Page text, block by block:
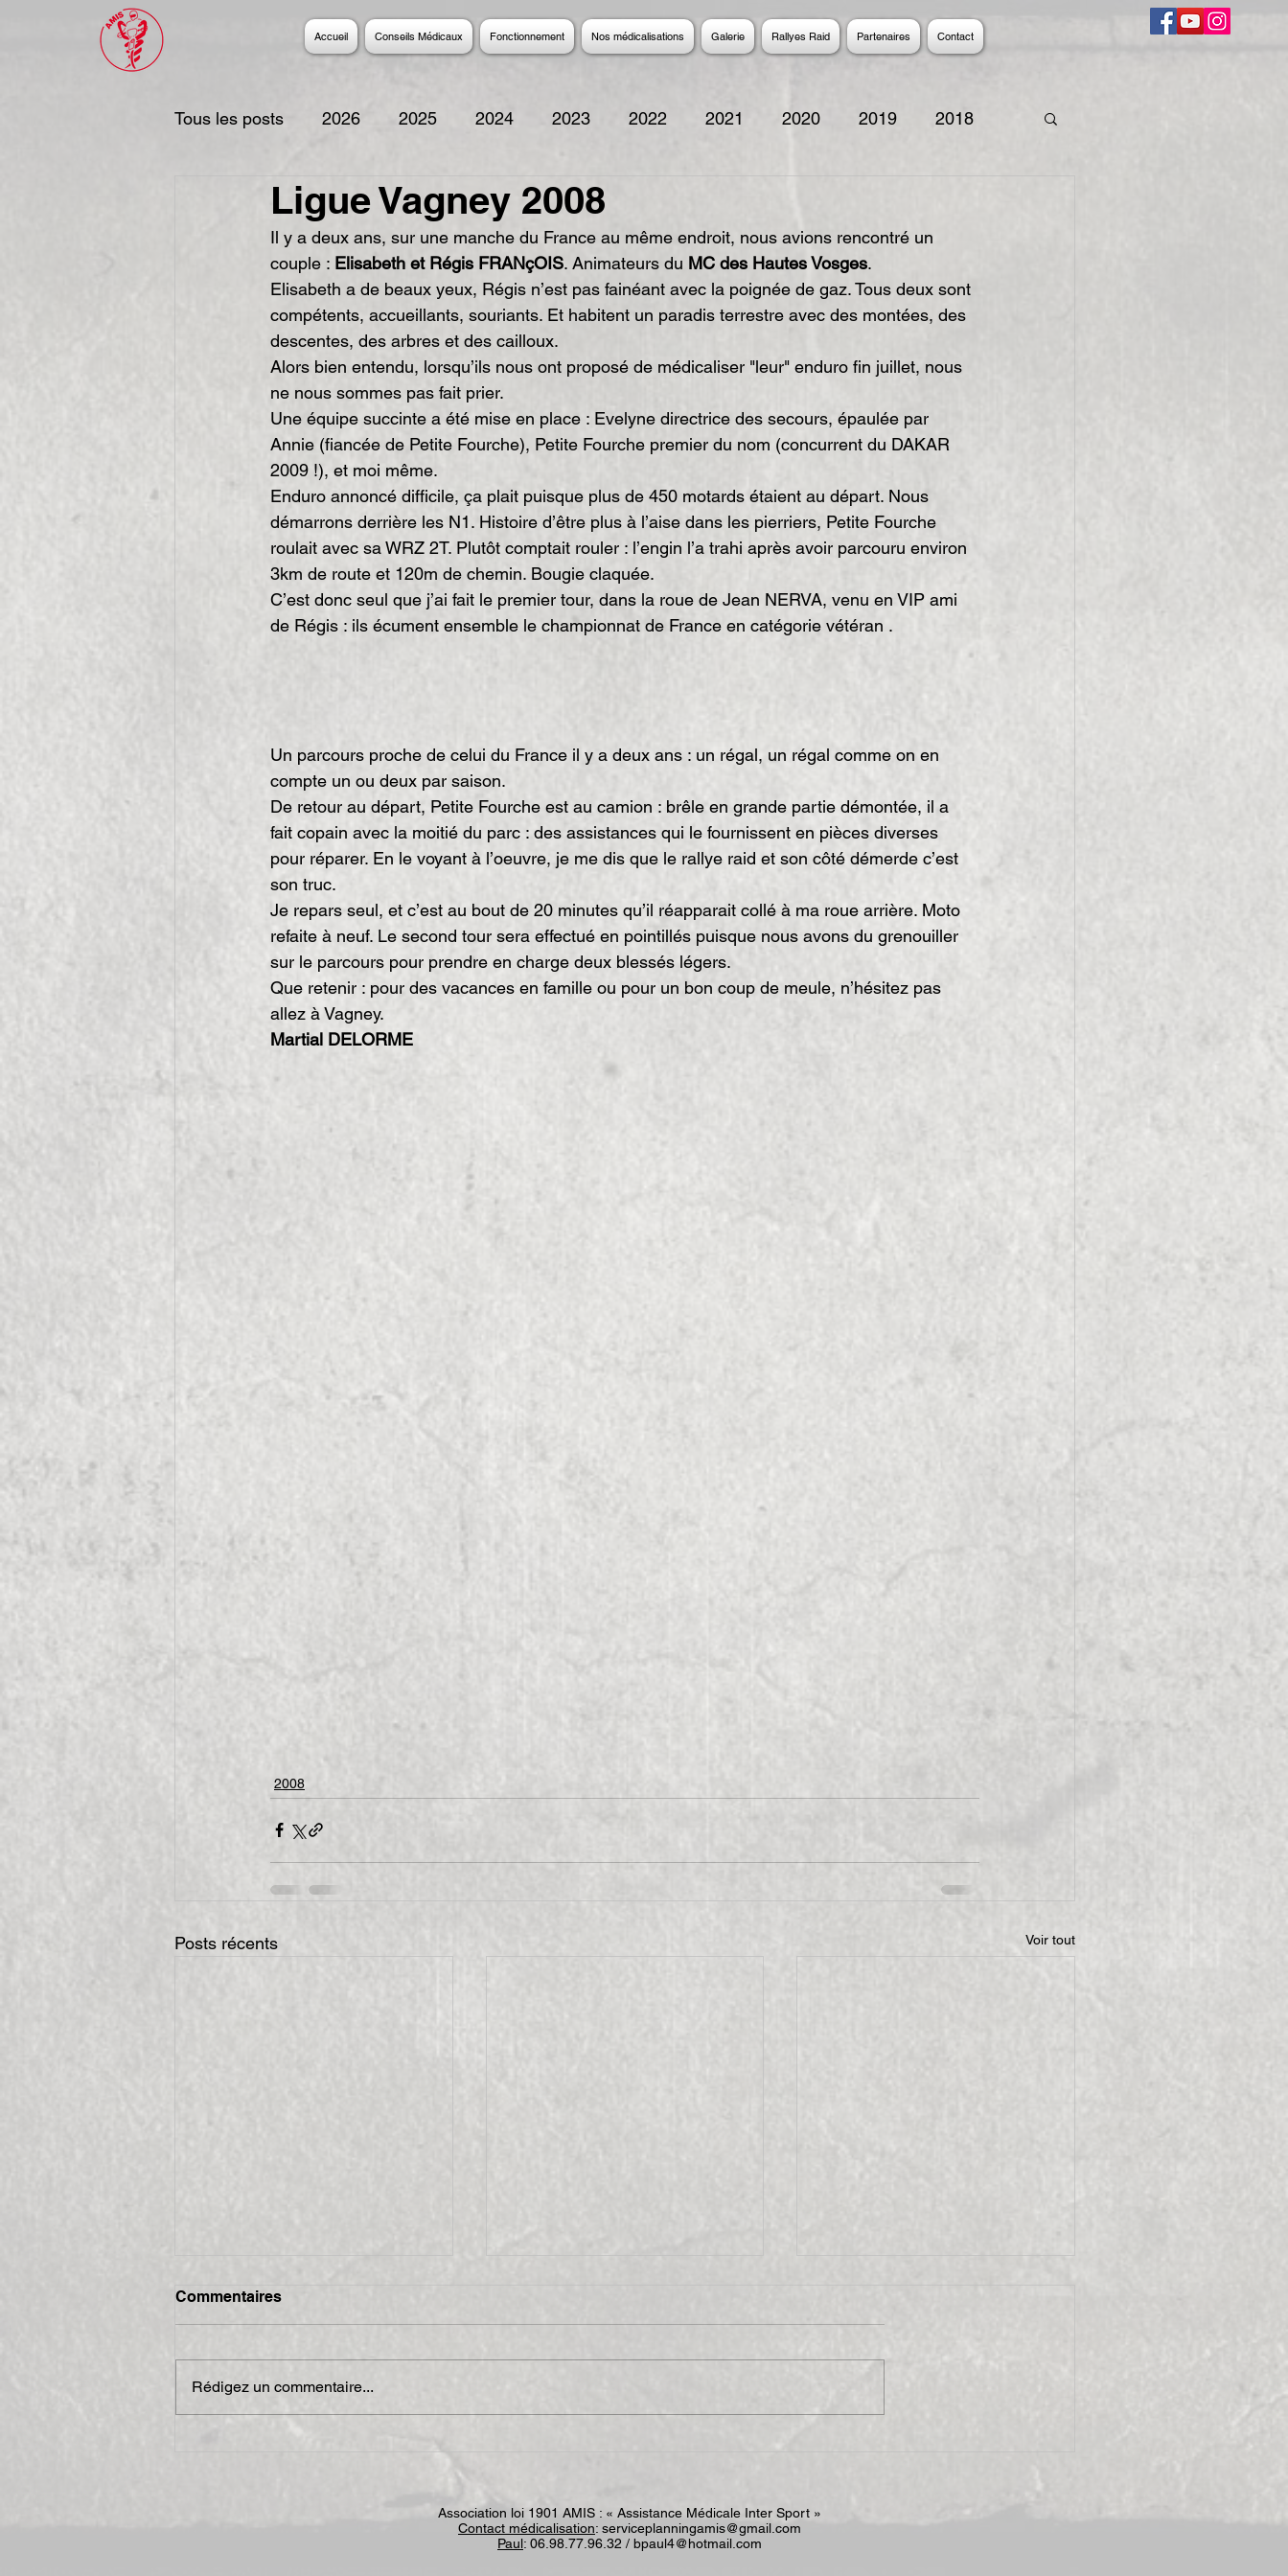
Accueil Conseils Médicaux Fonctionnement Nos médicalisations Galerie Rallyes Raid Partenaires Contact
Tous les posts 2026 2025 2024 2023 2022 2021 2020 2019 2018
2016 2015 2014 2013 2012
Ligue Vagney 2008
Il y a deux ans, sur une manche du France au même endroit, nous avions rencontré un
couple : Elisabeth et Régis FRANçOIS. Animateurs du MC des Hautes Vosges.
Elisabeth a de beaux yeux, Régis n’est pas fainéant avec la poignée de gaz. Tous deux sont
compétents, accueillants, souriants. Et habitent un paradis terrestre avec des montées, des
descentes, des arbres et des cailloux.
Alors bien entendu, lorsqu’ils nous ont proposé de médicaliser "leur" enduro fin juillet, nous
ne nous sommes pas fait prier.
Une équipe succinte a été mise en place : Evelyne directrice des secours, épaulée par
Annie (fiancée de Petite Fourche), Petite Fourche premier du nom (concurrent du DAKAR
2009 !), et moi même.
Enduro annoncé difficile, ça plait puisque plus de 450 motards étaient au départ. Nous
démarrons derrière les N1. Histoire d’être plus à l’aise dans les pierriers, Petite Fourche
roulait avec sa WRZ 2T. Plutôt comptait rouler : l’engin l’a trahi après avoir parcouru environ
3km de route et 120m de chemin. Bougie claquée.
C’est donc seul que j’ai fait le premier tour, dans la roue de Jean NERVA, venu en VIP ami
de Régis : ils écument ensemble le championnat de France en catégorie vétéran .
Un parcours proche de celui du France il y a deux ans : un régal, un régal comme on en
compte un ou deux par saison.
De retour au départ, Petite Fourche est au camion : brêle en grande partie démontée, il a
fait copain avec la moitié du parc : des assistances qui le fournissent en pièces diverses
pour réparer. En le voyant à l’oeuvre, je me dis que le rallye raid et son côté démerde c’est
son truc.
Je repars seul, et c’est au bout de 20 minutes qu’il réapparait collé à ma roue arrière. Moto
refaite à neuf. Le second tour sera effectué en pointillés puisque nous avons du grenouiller
sur le parcours pour prendre en charge deux blessés légers.
Que retenir : pour des vacances en famille ou pour un bon coup de meule, n’hésitez pas
allez à Vagney.
Martial DELORME
2008
Posts récents Voir tout
4 jours de l’Aveyron 2008
Commentaires
Rédigez un commentaire...
Association loi 1901 AMIS : « Assistance Médicale Inter Sport »
Contact médicalisation: serviceplanningamis@gmail.com
Paul: 06.98.77.96.32 / bpaul4@hotmail.com